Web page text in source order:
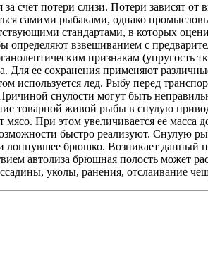
счет потери слизи. Потери зависят
самими рыбаками, однако
стандартами, в которых
взвешиванием с
признакам (упругость
Для ее сохранения применяют
лед. Рыбу перед
снулости могут быть
товарной живой рыбы в снулую
мясо. При этом увеличивается ее
быстро реализуют. Снулую
брюшко. Возникает данный
автолиза брюшная полость может
уколы, ранения, отслаивание